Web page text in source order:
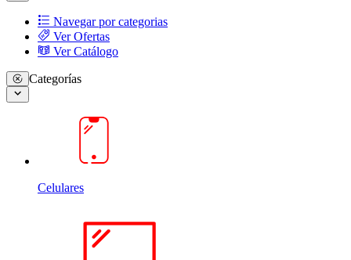
Navegar por categorias
Ver Ofertas
Ver Catálogo
Categorías
Celulares